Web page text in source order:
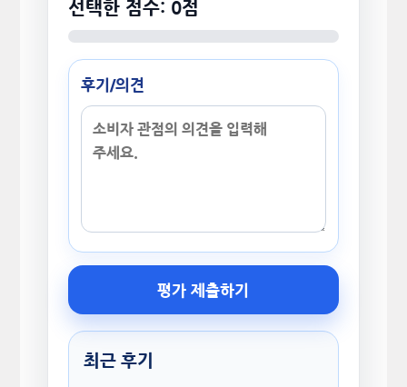
선택한 점수: 0점
후기/의견
평가 제출하기
최근 후기